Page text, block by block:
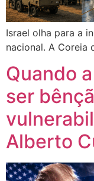
Israel olha para a
nacional. A Coreia
Quando
ser
Alberto